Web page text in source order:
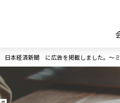
日本経済新聞 に広告を掲載しました。～